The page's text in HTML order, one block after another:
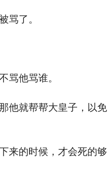
了。
他骂谁。
就帮帮大皇子，以免
的时候，才会死的够